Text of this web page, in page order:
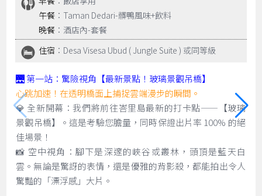
午餐 ：Taman Dedari-髒鴨風味+飲料
晚餐 ：酒店內-套餐
住宿 ：Desa Visesa Ubud ( Jungle Suite ) 或同等級
🌉 第一站：驚險視角【最新景點！玻璃景觀吊橋】
心跳加速！在透明橋面上捕捉雲端漫步的瞬間。
💎 全新開幕：我們將前往峇里島最新的打卡點——【玻璃
景觀吊橋】。這是考驗您膽量，同時保證出片率 100% 的絕
佳場景！
📸 空中視角：腳下是深邃的峽谷或叢林，頭頂是藍天白
雲。無論是驚訝的表情，還是優雅的背影殺，都能拍出令人
驚豔的「漂浮感」大片。